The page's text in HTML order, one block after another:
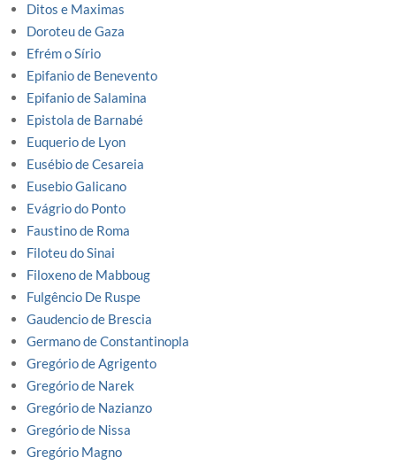
Ditos e Maximas
Doroteu de Gaza
Efrém o Sírio
Epifanio de Benevento
Epifanio de Salamina
Epistola de Barnabé
Euquerio de Lyon
Eusébio de Cesareia
Eusebio Galicano
Evágrio do Ponto
Faustino de Roma
Filoteu do Sinai
Filoxeno de Mabboug
Fulgêncio De Ruspe
Gaudencio de Brescia
Germano de Constantinopla
Gregório de Agrigento
Gregório de Narek
Gregório de Nazianzo
Gregório de Nissa
Gregório Magno